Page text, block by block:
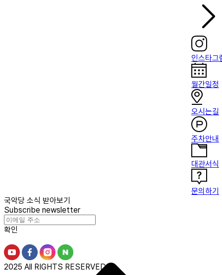
인스타그
월간일정
오시는길
주차안내
대관서식
문의하기
국악당 소식 받아보기
Subscribe newsletter
확인
2025 All RIGHTS RESERVED.